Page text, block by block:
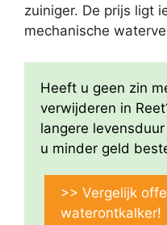
zuiniger. De prijs ligt
mechanische
Heeft u geen zin
verwijderen in
langere
u minder geld
>> Vergelijk
waterontkalker!